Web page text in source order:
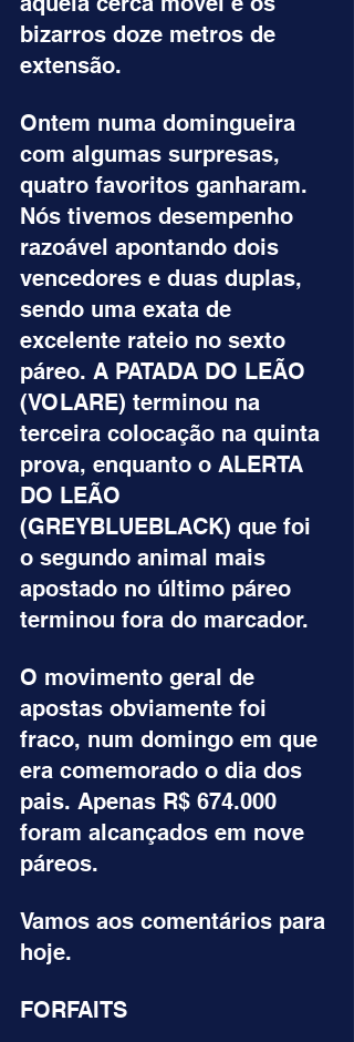
bizarros doze metros de
extensão.
Ontem numa domingueira
com algumas surpresas,
quatro favoritos ganharam.
Nós tivemos desempenho
razoável apontando dois
vencedores e duas duplas,
sendo uma exata de
excelente rateio no sexto
páreo. A PATADA DO LEÃO
(VOLARE) terminou na
terceira colocação na quinta
prova, enquanto o ALERTA
DO LEÃO
(GREYBLUEBLACK) que foi
o segundo animal mais
apostado no último páreo
terminou fora do marcador.
O movimento geral de
apostas obviamente foi
fraco, num domingo em que
era comemorado o dia dos
pais. Apenas R$ 674.000
foram alcançados em nove
páreos.
Vamos aos comentários para
hoje.
FORFAITS